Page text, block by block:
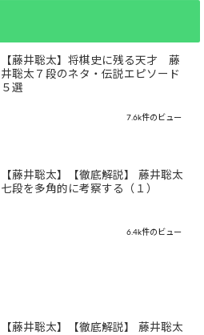
【藤井聡太】将棋史に残る天才 藤
井聡太７段のネタ・伝説エピソード
５選
7.6k件のビュー
【藤井聡太】【徹底解説】 藤井聡太
七段を多角的に考察する（１）
6.4k件のビュー
【藤井聡太】【徹底解説】 藤井聡太